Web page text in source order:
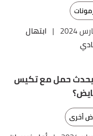
| ابتهال
حمل مع تكيس
أخرى